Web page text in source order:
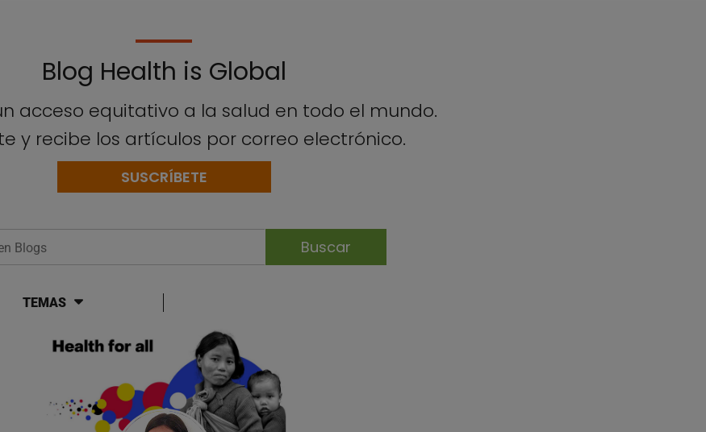
Blog Health is Global
acceso equitativo a la salud en todo el mundo.
y recibe los artículos por correo electrónico.
SUSCRÍBETE
Blogs
TEMAS